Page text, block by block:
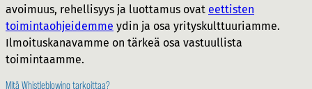
avoimuus, rehellisyys ja luottamus ovat eettisten
toimintaohjeidemme ydin ja osa yrityskulttuuriamme.
Ilmoituskanavamme on tärkeä osa vastuullista
toimintaamme.
Mitä Whistleblowing tarkoittaa?